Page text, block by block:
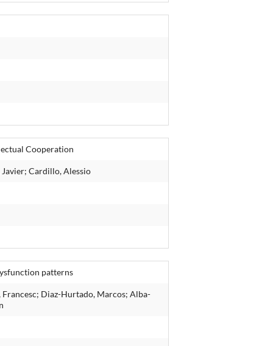
Cooperation
Javier; Cardillo, Alessio
patterns
Francesc; Diaz-Hurtado, Marcos; Alba-